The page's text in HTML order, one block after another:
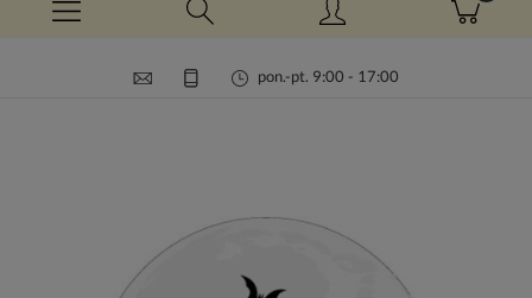
pon.-pt. 9:00 - 17:00